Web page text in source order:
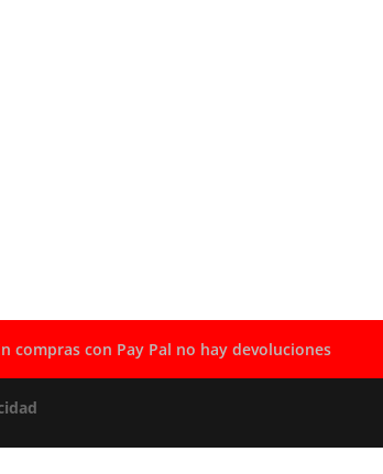
compras con Pay Pal no hay devoluciones